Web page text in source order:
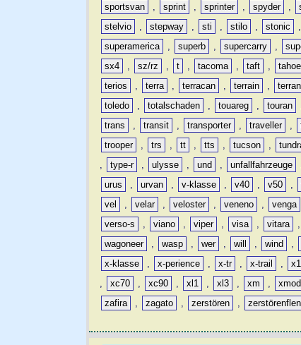
sportsvan
, sprint , sprinter , spyder ,
stelvio
, stepway , sti , stilo , stonic ,
superamerica
, superb , supercarry ,
sx4
, sz/rz , t , tacoma , taft , tahoe
terios
, terra , terracan , terrain ,
toledo
, totalschaden , touareg , touran
trans
, transit , transporter , traveller ,
trooper
, trs , tt , tts , tucson ,
,
type-r , ulysse , und , unfallfahrzeuge
urus
, urvan , v-klasse , v40 , v50 ,
vel
, velar , veloster , veneno , venga
verso-s
, viano , viper , visa , vitara ,
wagoneer
, wasp , wer , will , wind ,
x-klasse
, x-perience , x-tr , x-trail , x1
,
xc70 , xc90 , xl1 , xl3 , xm , xmod
zafira
, zagato , zerstören ,